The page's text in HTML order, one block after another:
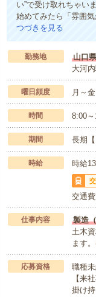
い”で受け取れちゃい
始めてみたら「雰囲
つづきを見る
勤務地
山口
大河
曜日頻度 月～
時間 8:00
期間 長期
時給 時給
交通
仕事内容
製造
土木
ます
応募資格
職種
【来
掛け